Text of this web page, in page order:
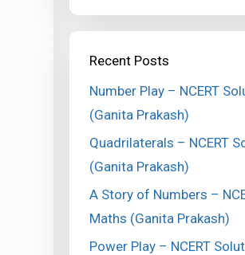
Recent Posts
Number Play – NCERT
(Ganita Prakash)
Quadrilaterals – NCERT
(Ganita Prakash)
A Story of Numbers –
Maths (Ganita Prakash)
Power Play – NCERT